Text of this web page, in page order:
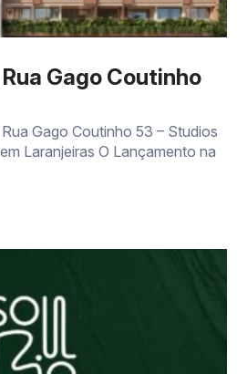
Gago Coutinho
Gago Coutinho 53 – Studios
Laranjeiras O Lançamento na